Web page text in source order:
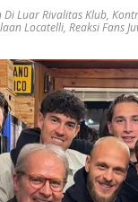
Luar Rivalitas Klub,
Locatelli, Reaksi Fans